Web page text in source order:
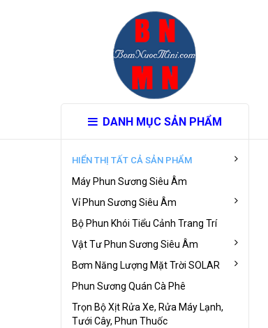
DANH MỤC SẢN PHẨM
HIỂN THỊ TẤT CẢ SẢN PHẨM
Máy Phun Sương Siêu Âm
Vỉ Phun Sương Siêu Âm
Bộ Phun Khói Tiểu Cảnh Trang Trí
Vật Tư Phun Sương Siêu Âm
Bơm Năng Lượng Mặt Trời SOLAR
Phun Sương Quán Cà Phê
Trọn Bộ Xịt Rửa Xe, Rửa Máy Lạnh,
Tưới Cây, Phun Thuốc